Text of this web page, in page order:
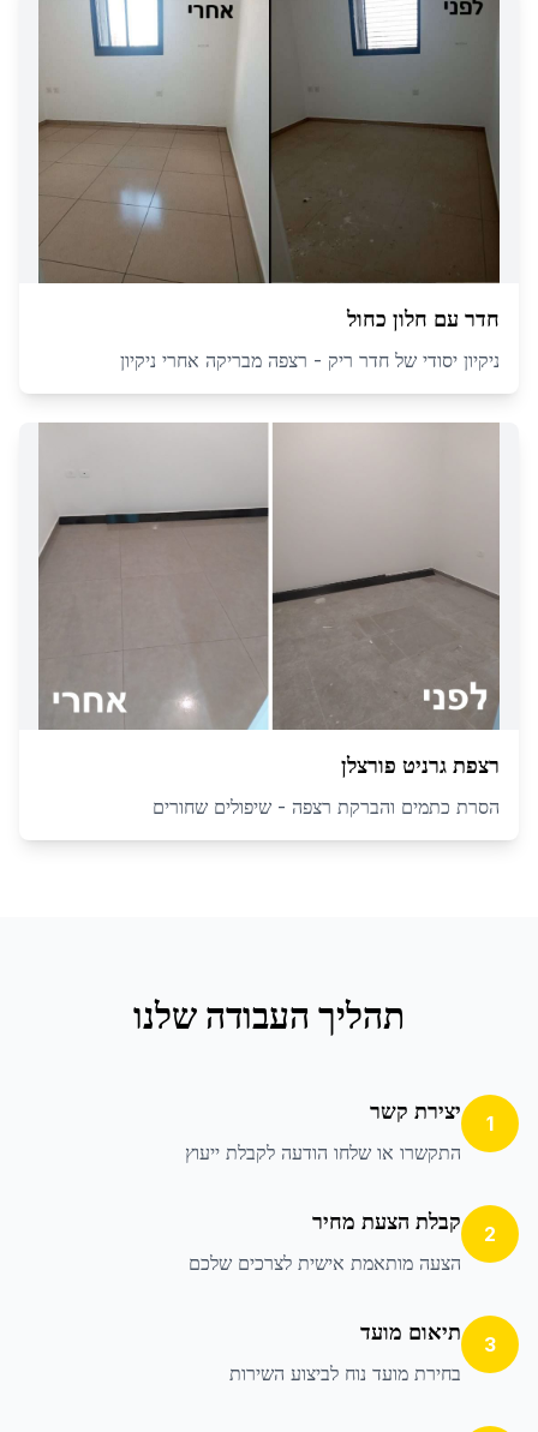
חדר עם חלון כחול
ניקיון יסודי של חדר ריק - רצפה מבריקה אחרי ניקיון
רצפת גרניט פורצלן
הסרת כתמים והברקת רצפה - שיפולים שחורים
תהליך העבודה שלנו
1 יצירת קשר
התקשרו או שלחו הודעה לקבלת ייעוץ
2 קבלת הצעת מחיר
הצעה מותאמת אישית לצרכים שלכם
3 תיאום מועד
בחירת מועד נוח לביצוע השירות